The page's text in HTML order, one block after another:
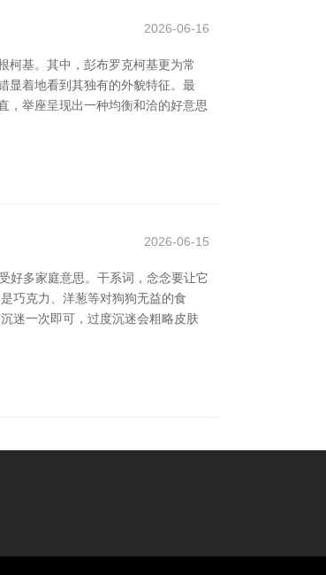
2026-06-16
柯基。其中，彭布罗克柯基更为常
显着地看到其独有的外貌特征。最
，举座呈现出一种均衡和洽的好意思
2026-06-15
好多家庭意思。干系词，念念要让它
巧克力、洋葱等对狗狗无益的食
迷一次即可，过度沉迷会粗略皮肤